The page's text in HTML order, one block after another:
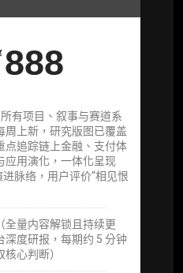
888
有项目、叙事与赛道系
周上新，研究版图已覆盖
点追踪链上金融、支付体
应用演化，一体化呈现
脉络，用户评价“相见恨
全量内容解锁且持续更
深度研报，每期约 5 分钟
心判断）
项目解密栏目内容（持续
高效吸收）
历史内容
悬浮释义）